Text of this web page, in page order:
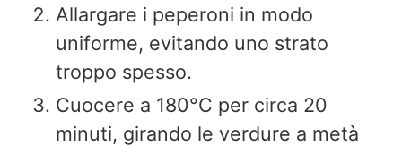
Allargare i peperoni in modo
uniforme, evitando uno strato
troppo spesso.
Cuocere a 180°C per circa 20
minuti, girando le verdure a metà